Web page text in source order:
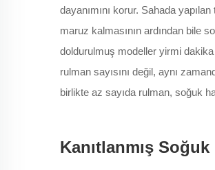
dayanımını korur. Sahada
maruz kalmasının ardından bile
doldurulmuş modeller yirmi
rulman sayısını değil, aynı
birlikte az sayıda rulman, soğuk
Kanıtlanmış